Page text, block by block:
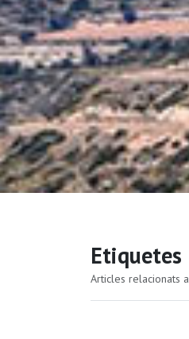
Etiquetes
Articles relacionats